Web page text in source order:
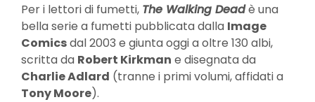
Per i lettori di fumetti, The Walking Deadè una
bella serie a fumetti pubblicata dalla Image
Comicsdal 2003 e giunta oggi a oltre 130 albi,
scritta da Robert Kirkman e disegnata da
Charlie Adlard (tranne i primi volumi, affidati a
Tony Moore).